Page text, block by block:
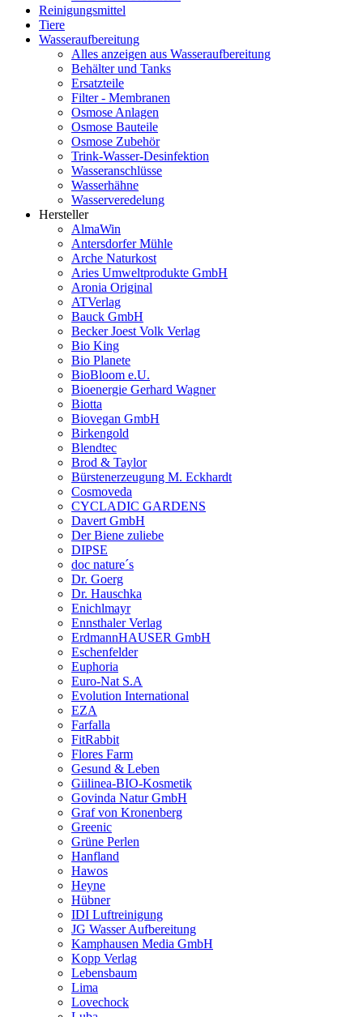
Reinigungsmittel
Tiere
Wasseraufbereitung
Alles anzeigen aus Wasseraufbereitung
Behälter und Tanks
Ersatzteile
Filter - Membranen
Osmose Anlagen
Osmose Bauteile
Osmose Zubehör
Trink-Wasser-Desinfektion
Wasseranschlüsse
Wasserhähne
Wasserveredelung
Hersteller
AlmaWin
Antersdorfer Mühle
Arche Naturkost
Aries Umweltprodukte GmbH
Aronia Original
ATVerlag
Bauck GmbH
Becker Joest Volk Verlag
Bio King
Bio Planete
BioBloom e.U.
Bioenergie Gerhard Wagner
Biotta
Biovegan GmbH
Birkengold
Blendtec
Brod & Taylor
Bürstenerzeugung M. Eckhardt
Cosmoveda
CYCLADIC GARDENS
Davert GmbH
Der Biene zuliebe
DIPSE
doc nature´s
Dr. Goerg
Dr. Hauschka
Enichlmayr
Ennsthaler Verlag
ErdmannHAUSER GmbH
Eschenfelder
Euphoria
Euro-Nat S.A
Evolution International
EZA
Farfalla
FitRabbit
Flores Farm
Gesund & Leben
Giilinea-BIO-Kosmetik
Govinda Natur GmbH
Graf von Kronenberg
Greenic
Grüne Perlen
Hanfland
Hawos
Heyne
Hübner
IDI Luftreinigung
JG Wasser Aufbereitung
Kamphausen Media GmbH
Kopp Verlag
Lebensbaum
Lima
Lovechock